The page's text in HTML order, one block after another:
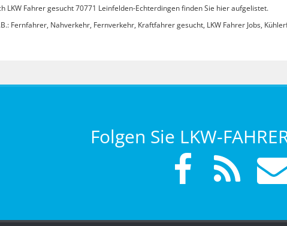
LKW Fahrer gesucht 70771 Leinfelden-Echterdingen finden Sie hier aufgelistet.
Fernfahrer, Nahverkehr, Fernverkehr, Kraftfahrer gesucht, LKW Fahrer Jobs,
Folgen Sie LKW-